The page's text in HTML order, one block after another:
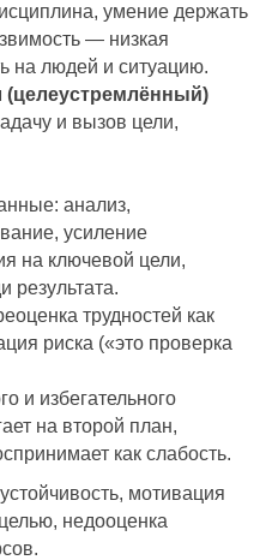
умение держать
— низкая
на людей и ситуацию.
и вызов цели,
анализ,
усиление
на ключевой цели,
результата.
трудностей как
риска («это проверка
и избегательного
на второй план,
как слабость.
мотивация
недооценка